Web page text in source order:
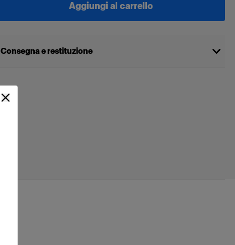
Aggiungi al carrello
Consegna e restituzione